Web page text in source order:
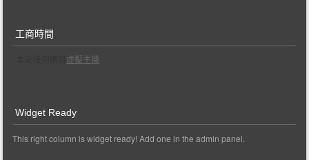
工商時間
虛擬主機
Widget Ready
This right column is widget ready! Add one in the admin panel.